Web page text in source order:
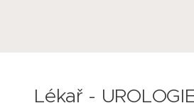
Lékař -